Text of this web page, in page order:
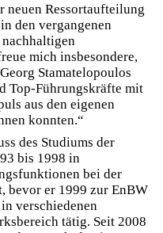
neuen Ressortaufteilung
den vergangenen
mich insbesondere,
Stamatelopoulos
Top-Führungskräfte mit
aus den eigenen
konnten.“
des Studiums der
bis 1998 in
bei der
bevor er 1999 zur EnBW
verschiedenen
tätig. Seit 2008